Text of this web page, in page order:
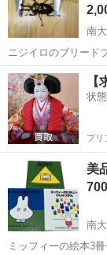
南
ニジイロのブリード
ワイトアイグリーン
日羽化 ♀40.20mm
東京 八王子市
状
プリ
美
南
ミッフィーの絵本3冊セットになり